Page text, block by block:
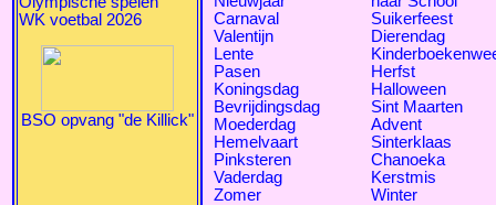
WK voetbal 2026
BSO opvang "de Killick"
Carnaval
Valentijn
Lente
Pasen
Koningsdag
Bevrijdingsdag
Moederdag
Hemelvaart
Pinksteren
Vaderdag
Zomer
Suikerfeest
Dierendag
Herfst
Halloween
Sint Maarten
Advent
Sinterklaas
Chanoeka
Kerstmis
Winter